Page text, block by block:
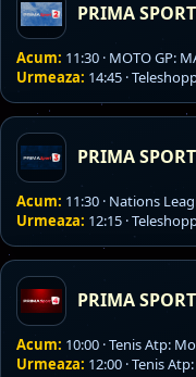
PRIMA
Acum: 11:30 · MOTO GP:
Urmeaza: 14:45 ·
PRIMA
Acum: 11:30 · Nations
Urmeaza: 12:15 ·
PRIMA
Acum: 10:00 · Tenis Atp:
Urmeaza: 12:00 · Tenis